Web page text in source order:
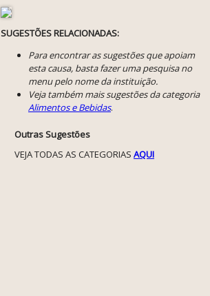
SUGESTÕES RELACIONADAS:
Para encontrar as sugestões que apoiam
esta causa, basta fazer uma pesquisa no
menu pelo nome da instituição.
Veja também mais sugestões da categoria
Alimentos e Bebidas.
Outras Sugestões
VEJA TODAS AS CATEGORIAS AQUI